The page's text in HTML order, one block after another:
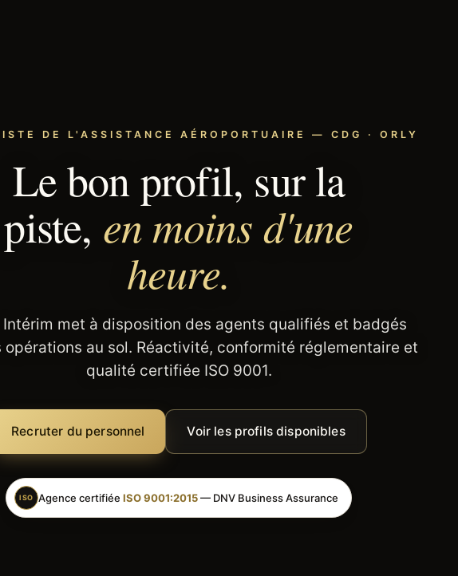
DE L'ASSISTANCE AÉROPORTUAIRE — CDG · ORLY
Le bon profil, sur la
piste, en moins d'une
heure.
Intérim met à disposition des agents qualifiés et badgés
opérations au sol. Réactivité, conformité réglementaire et
qualité certifiée ISO 9001.
Recruter du personnel Voir les profils disponibles
ISO Agence certifiée ISO 9001:2015— DNV Business Assurance